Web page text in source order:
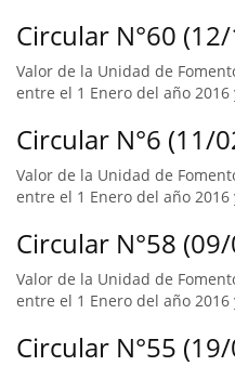
Circular N°60
Valor de la Unidad de
entre el 1 Enero del año
Circular N°6 (11/
Valor de la Unidad de
entre el 1 Enero del año
Circular N°58
Valor de la Unidad de
entre el 1 Enero del año
Circular N°55